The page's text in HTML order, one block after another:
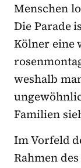
Menschen
Die Parade
Kölner eine
weshalb
Familien
Im Vorfeld
Rahmen